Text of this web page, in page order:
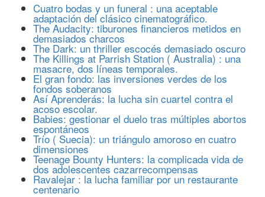
Cuatro bodas y un funeral : una aceptable
adaptación del clásico cinematográfico.
The Audacity: tiburones financieros metidos en
demasiados charcos
The Dark: un thriller escocés demasiado oscuro
The Killings at Parrish Station ( Australia) : una
masacre, dos líneas temporales.
El gran fondo: las inversiones verdes de los
fondos soberanos
Así Aprenderás: la lucha sin cuartel contra el
acoso escolar.
Babies: gestionar el duelo tras múltiples abortos
espontáneos
Trío ( Suecia): un triángulo amoroso en cuatro
dimensiones
Teenage Bounty Hunters: la complicada vida de
dos adolescentes cazarrecompensas
Ravalejar : la lucha familiar por un restaurante
centenario